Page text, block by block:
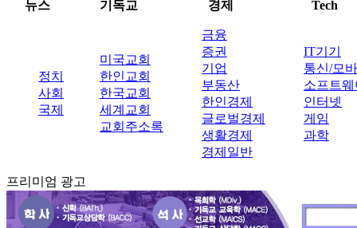
뉴스
기독교 경제 Tech
정치
사회
국제
미국교회
한인교회
한국교회
세계교회
교회주소록
금융
증권
기업
부동산
한인경제
글로벌경제
생활경제
경제일반
IT기기
통신/모
소프트웨
인터넷
게임
과학
프리미엄 광고